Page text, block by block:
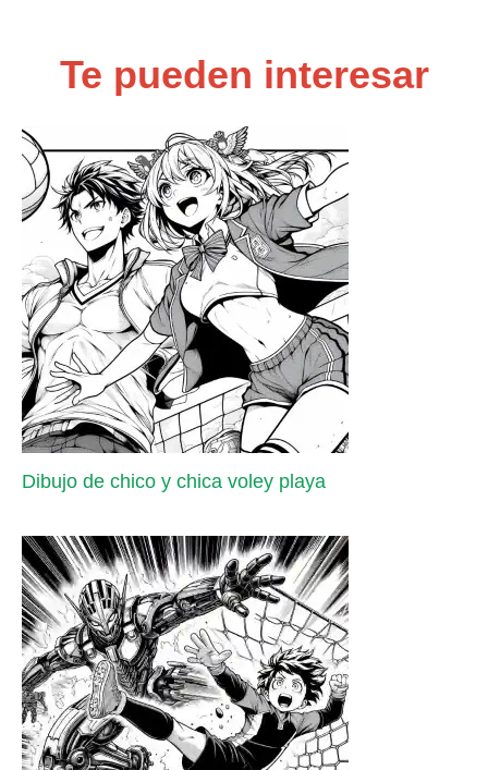
Te pueden interesar
Dibujo de chico y chica voley playa